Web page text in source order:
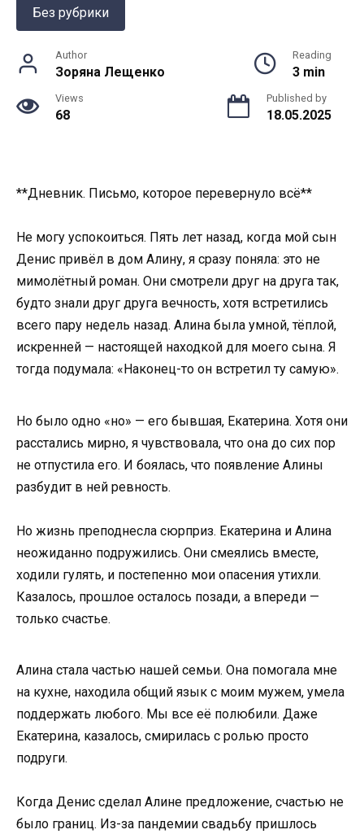
Без рубрики
Author
Зоряна Лещенко
Reading
3 min
Views
68
Published by
18.05.2025
**Дневник. Письмо, которое перевернуло всё**
Не могу успокоиться. Пять лет назад, когда мой сын
Денис привёл в дом Алину, я сразу поняла: это не
мимолётный роман. Они смотрели друг на друга так,
будто знали друг друга вечность, хотя встретились
всего пару недель назад. Алина была умной, тёплой,
искренней — настоящей находкой для моего сына. Я
тогда подумала: «Наконец-то он встретил ту самую».
Но было одно «но» — его бывшая, Екатерина. Хотя они
расстались мирно, я чувствовала, что она до сих пор
не отпустила его. И боялась, что появление Алины
разбудит в ней ревность.
Но жизнь преподнесла сюрприз. Екатерина и Алина
неожиданно подружились. Они смеялись вместе,
ходили гулять, и постепенно мои опасения утихли.
Казалось, прошлое осталось позади, а впереди —
только счастье.
Алина стала частью нашей семьи. Она помогала мне
на кухне, находила общий язык с моим мужем, умела
поддержать любого. Мы все её полюбили. Даже
Екатерина, казалось, смирилась с ролью просто
подруги.
Когда Денис сделал Алине предложение, счастью не
было границ. Из-за пандемии свадьбу пришлось